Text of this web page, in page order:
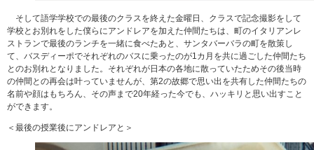
そして語学学校での最後のクラスを終えた金曜日、クラスで記念撮影をして
学校とお別れをした僕らにアンドレアを加えた仲間たちは、町のイタリアンレ
ストランで最後のランチを一緒に食べたあと、サンタバーバラの町を散策し
て、バスディーポでそれぞれのバスに乗ったのが1カ月を共に過ごした仲間たち
とのお別れとなりました。それぞれが日本の各地に散っていたためその後当時
の仲間との再会は叶っていませんが、第2の故郷で思い出を共有した仲間たちの
名前や顔はもちろん、その声まで20年経った今でも、ハッキリと思い出すこと
ができます。
＜最後の授業後にアンドレアと＞